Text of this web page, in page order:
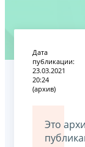
Дата
публикации:
23.03.2021
20:24
(архив)
Это